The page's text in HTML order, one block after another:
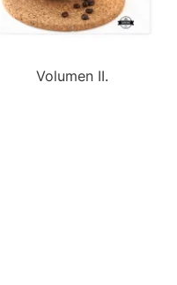
Volumen II.